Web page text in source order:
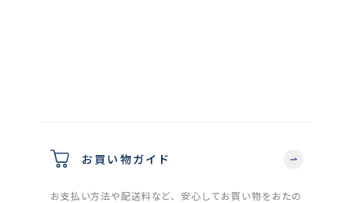
お買い物ガイド
お支払い方法や配送料など、安心してお買い物をおたの